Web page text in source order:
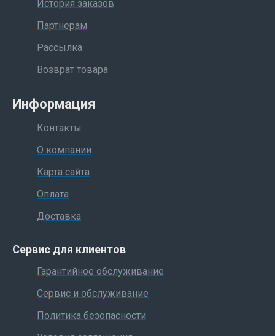
История заказов
Партнерам
Рассылка
Возврат товара
Информация
Контакты
О компании
Карта сайта
Оплата
Доставка
Сервис для клиентов
Гарантийное обслуживание
Сервис и обслуживание
Политика безопасности